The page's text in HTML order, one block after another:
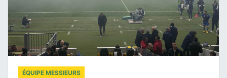
ÉQUIPE MESSIEURS